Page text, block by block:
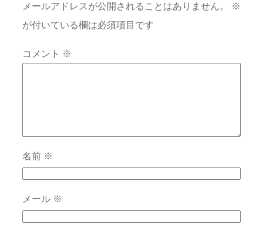
メールアドレスが公開されることはありません。
※
が付いている欄は必須項目です
コメント ※
名前 ※
メール ※